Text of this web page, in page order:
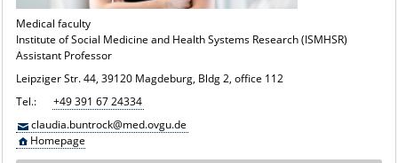
Medical faculty
Institute of Social Medicine and Health Systems Research (ISMHSR)
Assistant Professor
Leipziger Str. 44, 39120 Magdeburg, Bldg 2, office 112
Tel.:
+49 391 67 24334
claudia.buntrock@med.ovgu.de
Homepage